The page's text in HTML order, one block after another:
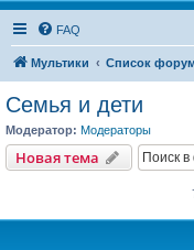
FAQ
Мультики Список
Семья и дети
Модератор: Модераторы
Новая тема